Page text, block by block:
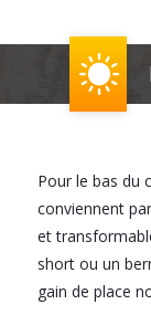
Pour le bas du
conviennent
et
short ou un
gain de place